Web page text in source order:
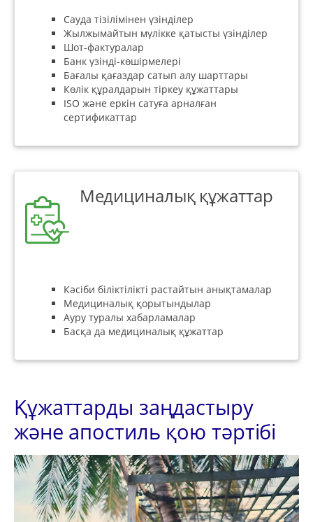
Сауда тізілімінен үзінділер
Жылжымайтын мүлікке қатысты үзінділер
Шот-фактуралар
Банк үзінді-көшірмелері
Бағалы қағаздар сатып алу шарттары
Көлік құралдарын тіркеу құжаттары
ISO және еркін сатуға арналған
сертификаттар
Медициналық құжаттар
Кәсіби біліктілікті растайтын анықтамалар
Медициналық қорытындылар
Ауру туралы хабарламалар
Басқа да медициналық құжаттар
Құжаттарды заңдастыру
және апостиль қою тәртібі